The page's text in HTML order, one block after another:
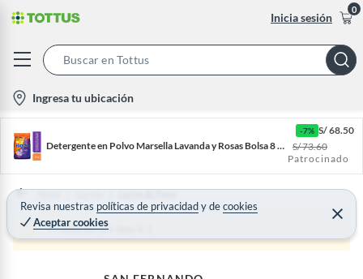
Inicia sesión
0
c
a
c
a
i
n
Ingresa tu ubicación
Detergente en Polvo Marsella Lavanda y Rosas Bolsa 8 Kg
-7% S/68.50
S/73.60
Patrocinado
Revisa nuestras políticas de privacidadydecookies
Aceptar cookies
C
e
r
Home Carnes Carne de Pavo
Producto sin stock :(